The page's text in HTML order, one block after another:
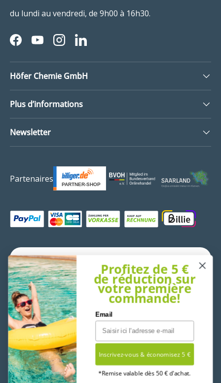
du lundi au vendredi, de 9h00 à 16h30.
FacebookYouTubeInstagramLinkedIn
Höfer Chemie GmbH
Plus d’informations
Newsletter
Moyens de paiement acceptés
Partenaires
Pays
France (EUR €)
Langue
Français
Profitez de 5 €
de réduction sur
votre première
commande!
Email
Inscrivez-vous & économisez 5 €
*Remise valable dès 50 € d'achat.